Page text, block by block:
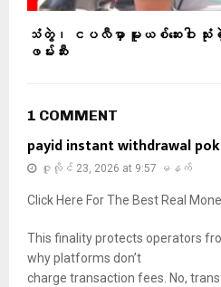
သံတွဲ၊ ငပလီမှာ မူးယစ်ဆေးဝါး သုံ
ဖမ်းဆီး
1 COMMENT
payid instant withdrawal
ဇူလိုင် 23, 2026 at 9:57 မနက်
Click Here For The Best Real
This finality protects operators
why platforms don’t
charge transaction fees. No,